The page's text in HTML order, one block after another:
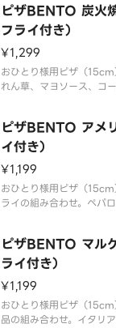
ピザBENTO 炭火
フライ付き）
¥1,299
おひとり様用ピザ（
れん草、マヨソース、コ
ピザBENTO アメ
イ付き）
¥1,199
おひとり様用ピザ（
ライの組み合わせ。ペパ
ピザBENTO マル
ライ付き）
¥1,199
おひとり様用ピザ（
品の組み合わせ。イタリ